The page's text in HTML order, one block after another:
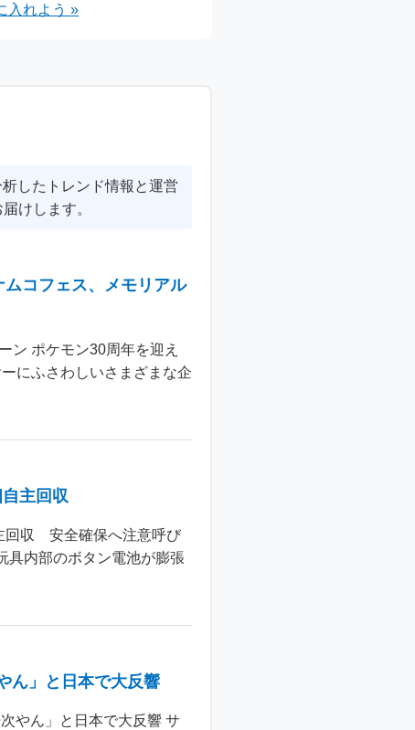
入れよう »
したトレンド情報と運営
けします。
コフェス、メモリアル
ン ポケモン30周年を迎え
にふさわしいさまざまな企
主回収
回収 安全確保へ注意呼び
具内部のボタン電池が膨張
ん」と日本で大反響
やん」と日本で大反響 サ